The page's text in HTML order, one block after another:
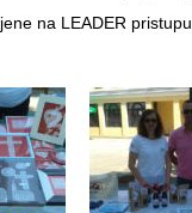
na LEADER pristupu.